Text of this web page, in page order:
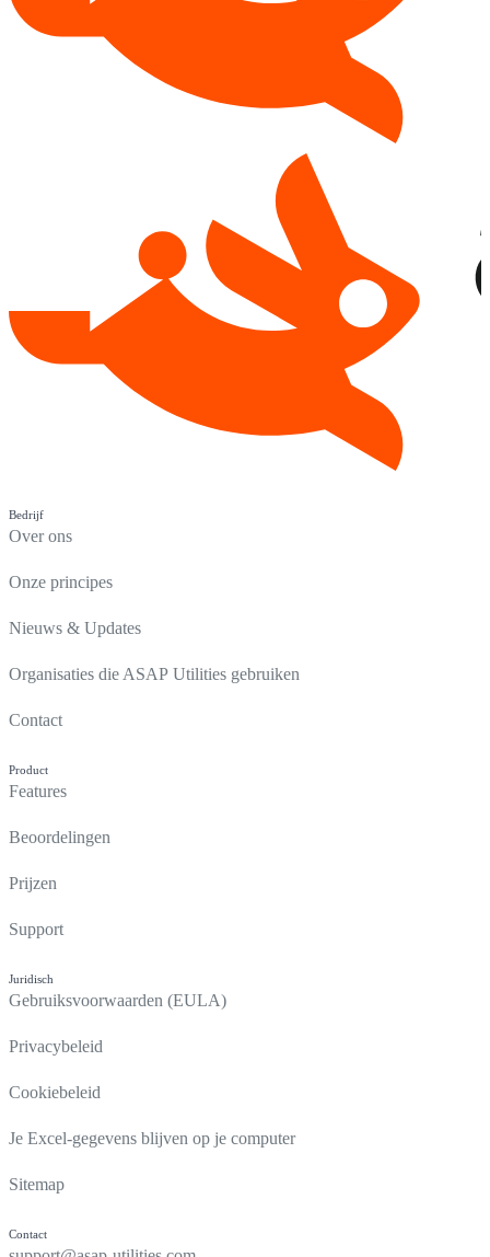
Bedrijf
Over ons
Onze principes
Nieuws & Updates
Organisaties die ASAP Utilities gebruiken
Contact
Product
Features
Beoordelingen
Prijzen
Support
Juridisch
Gebruiksvoorwaarden (EULA)
Privacybeleid
Cookiebeleid
Je Excel-gegevens blijven op je computer
Sitemap
Contact